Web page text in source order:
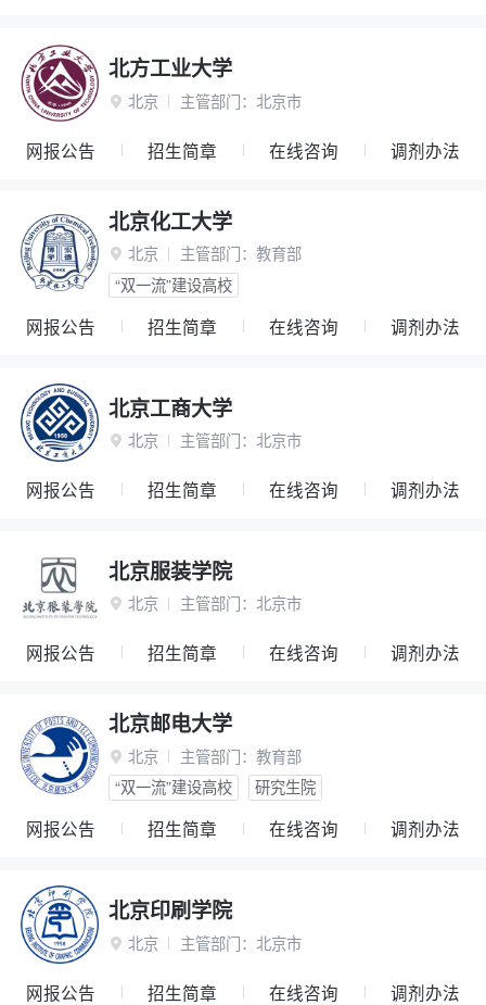
北方工业大学
 北京 主管部门： 北京市
网报公告 招生简章 在线咨询 调剂办法
北京化工大学
 北京 主管部门： 教育部
“双一流”建设高校
网报公告 招生简章 在线咨询 调剂办法
北京工商大学
 北京 主管部门： 北京市
网报公告 招生简章 在线咨询 调剂办法
北京服装学院
 北京 主管部门： 北京市
网报公告 招生简章 在线咨询 调剂办法
北京邮电大学
 北京 主管部门： 教育部
“双一流”建设高校
研究生院
网报公告 招生简章 在线咨询 调剂办法
北京印刷学院
 北京 主管部门： 北京市
网报公告 招生简章 在线咨询 调剂办法